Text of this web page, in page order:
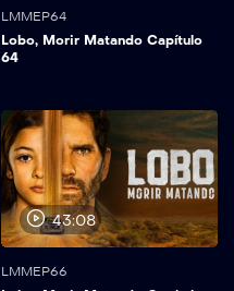
LMMEP64
Lobo, Morir Matando Capítulo
64
43:08
LMMEP66